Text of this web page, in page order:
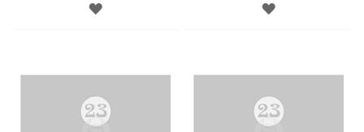
TOEVOEGEN TOEVOEGEN